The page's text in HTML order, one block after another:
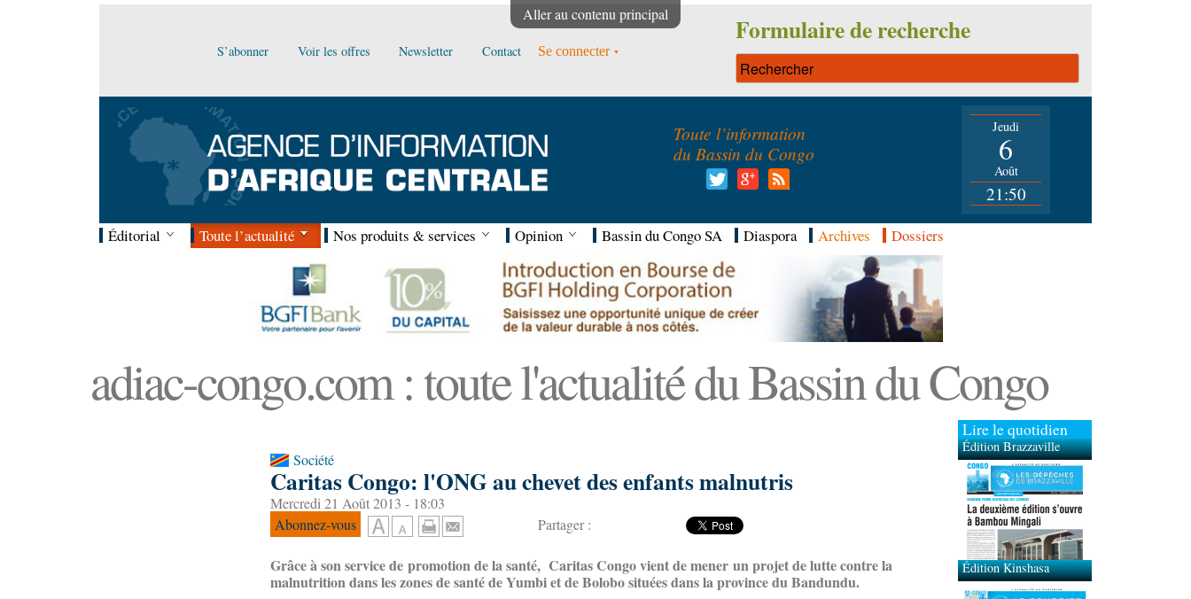
Aller au contenu principal
S’abonner Voir les offres Newsletter Contact Se connecter
Formulaire de recherche
Toute l’information
du Bassin du Congo
Jeudi
6
Août
21:50
Éditorial Toute l’actualité Nos produits & services Opinion Bassin du Congo SA Diaspora Archives Dossiers
adiac-congo.com : toute l'actualité du Bassin du Congo
Société
Caritas Congo: l'ONG au chevet des enfants malnutris
Mercredi 21 Août 2013 - 18:03
Abonnez-vous
Partager :
Grâce à son service de promotion de la santé, Caritas Congo vient de mener un projet de lutte contre la
malnutrition dans les zones de santé de Yumbi et de Bolobo situées dans la province du Bandundu.
Lire le quotidien
Édition Brazzaville
Édition Kinshasa